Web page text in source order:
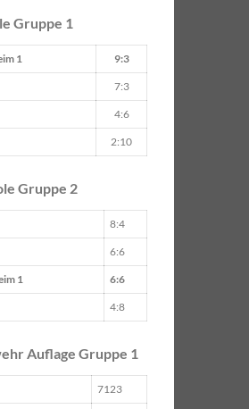
Gruppe 1
1 9:3
7:3
4:6
2:10
Gruppe 2
8:4
6:6
1 6:6
4:8
Auflage Gruppe 1
7123